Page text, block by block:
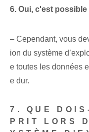
6. Oui, c'est possible
– Cependant, vous
ion du système
e toutes les données
e dur.
7. QUE
PRIT LORS